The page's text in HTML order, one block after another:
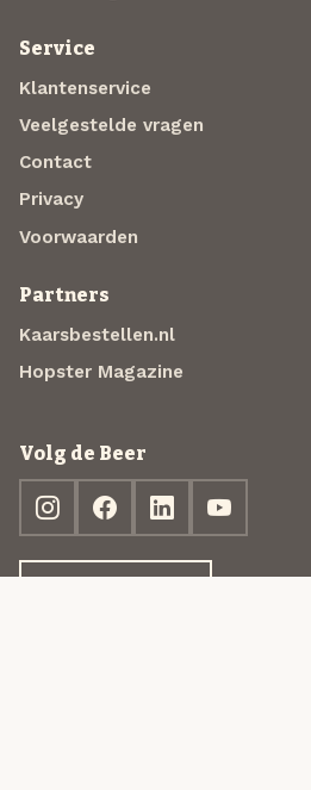
Service
Klantenservice
Veelgestelde vragen
Contact
Privacy
Voorwaarden
Partners
Kaarsbestellen.nl
Hopster Magazine
Volg de Beer